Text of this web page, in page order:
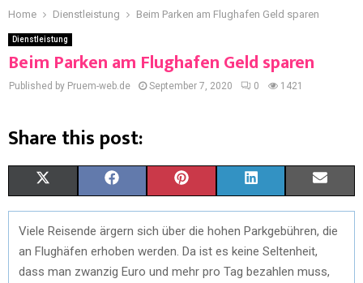
Home Dienstleistung Beim Parken am Flughafen Geld sparen
Dienstleistung
Beim Parken am Flughafen Geld sparen
Published by Pruem-web.de September 7, 2020 0 1421
Share this post:
(
T
W
A
C
E
I
N
T
I
N
K
M
A
Viele Reisende ärgern sich über die hohen Parkgebühren, die
an Flughäfen erhoben werden. Da ist es keine Seltenheit,
dass man zwanzig Euro und mehr pro Tag bezahlen muss,